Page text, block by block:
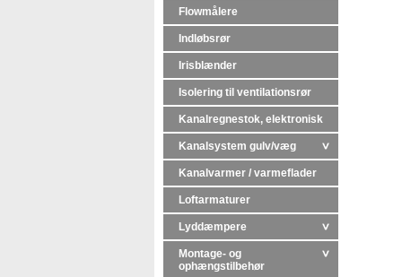
Flowmålere
Indløbsrør
Irisblænder
Isolering til ventilationsrør
Kanalregnestok, elektronisk
Kanalsystem gulv/væg
Kanalvarmer / varmeflader
Loftarmaturer
Lyddæmpere
Montage- og
ophængstilbehør